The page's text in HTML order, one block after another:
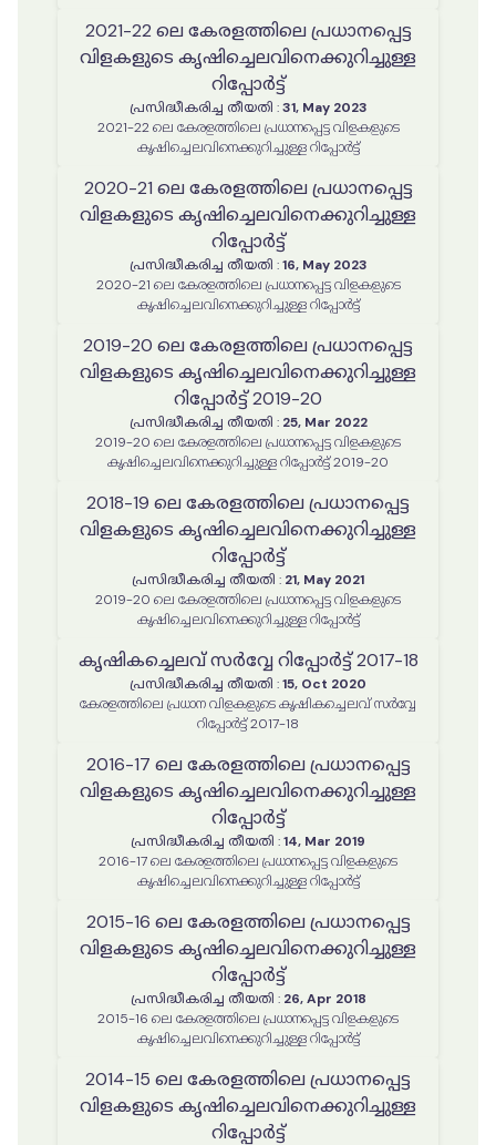
2021-22 ലെ കേരളത്തിലെ പ്രധാനപ്പെട്ട
വിളകളുടെ കൃഷിച്ചെലവിനെക്കുറിച്ചുള്ള
റിപ്പോർട്ട്
പ്രസിദ്ധീകരിച്ച തീയതി : 31, May 2023
2021-22 ലെ കേരളത്തിലെ പ്രധാനപ്പെട്ട വിളകളുടെ
കൃഷിച്ചെലവിനെക്കുറിച്ചുള്ള റിപ്പോർട്ട്
2020-21 ലെ കേരളത്തിലെ പ്രധാനപ്പെട്ട
വിളകളുടെ കൃഷിച്ചെലവിനെക്കുറിച്ചുള്ള
റിപ്പോർട്ട്
പ്രസിദ്ധീകരിച്ച തീയതി : 16, May 2023
2020-21 ലെ കേരളത്തിലെ പ്രധാനപ്പെട്ട വിളകളുടെ
കൃഷിച്ചെലവിനെക്കുറിച്ചുള്ള റിപ്പോർട്ട്
2019-20 ലെ കേരളത്തിലെ പ്രധാനപ്പെട്ട
വിളകളുടെ കൃഷിച്ചെലവിനെക്കുറിച്ചുള്ള
റിപ്പോർട്ട് 2019-20
പ്രസിദ്ധീകരിച്ച തീയതി : 25, Mar 2022
2019-20 ലെ കേരളത്തിലെ പ്രധാനപ്പെട്ട വിളകളുടെ
കൃഷിച്ചെലവിനെക്കുറിച്ചുള്ള റിപ്പോർട്ട് 2019-20
2018-19 ലെ കേരളത്തിലെ പ്രധാനപ്പെട്ട
വിളകളുടെ കൃഷിച്ചെലവിനെക്കുറിച്ചുള്ള
റിപ്പോർട്ട്
പ്രസിദ്ധീകരിച്ച തീയതി : 21, May 2021
2019-20 ലെ കേരളത്തിലെ പ്രധാനപ്പെട്ട വിളകളുടെ
കൃഷിച്ചെലവിനെക്കുറിച്ചുള്ള റിപ്പോർട്ട്
കൃഷികച്ചെലവ് സർവ്വേ റിപ്പോർട്ട് 2017-18
പ്രസിദ്ധീകരിച്ച തീയതി :15, Oct 2020
കേരളത്തിലെ പ്രധാന വിളകളുടെ കൃഷികച്ചെലവ് സർവ്വേ
റിപ്പോർട്ട് 2017-18
2016-17 ലെ കേരളത്തിലെ പ്രധാനപ്പെട്ട
വിളകളുടെ കൃഷിച്ചെലവിനെക്കുറിച്ചുള്ള
റിപ്പോർട്ട്
പ്രസിദ്ധീകരിച്ച തീയതി :14, Mar 2019
2016-17 ലെ കേരളത്തിലെ പ്രധാനപ്പെട്ട വിളകളുടെ
കൃഷിച്ചെലവിനെക്കുറിച്ചുള്ള റിപ്പോർട്ട്
2015-16 ലെ കേരളത്തിലെ പ്രധാനപ്പെട്ട
വിളകളുടെ കൃഷിച്ചെലവിനെക്കുറിച്ചുള്ള
റിപ്പോർട്ട്
പ്രസിദ്ധീകരിച്ച തീയതി : 26, Apr 2018
2015-16 ലെ കേരളത്തിലെ പ്രധാനപ്പെട്ട വിളകളുടെ
കൃഷിച്ചെലവിനെക്കുറിച്ചുള്ള റിപ്പോർട്ട്
2014-15 ലെ കേരളത്തിലെ പ്രധാനപ്പെട്ട
വിളകളുടെ കൃഷിച്ചെലവിനെക്കുറിച്ചുള്ള
റിപ്പോർട്ട്